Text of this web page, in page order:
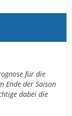
für die
Ende der Saison
dabei die